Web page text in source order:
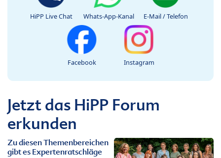
HiPP Live Chat Whats-App-Kanal E-Mail / Telefon
Facebook Instagram
Jetzt das HiPP Forum
erkunden
Zu diesen Themenbereichen
gibt es Expertenratschläge